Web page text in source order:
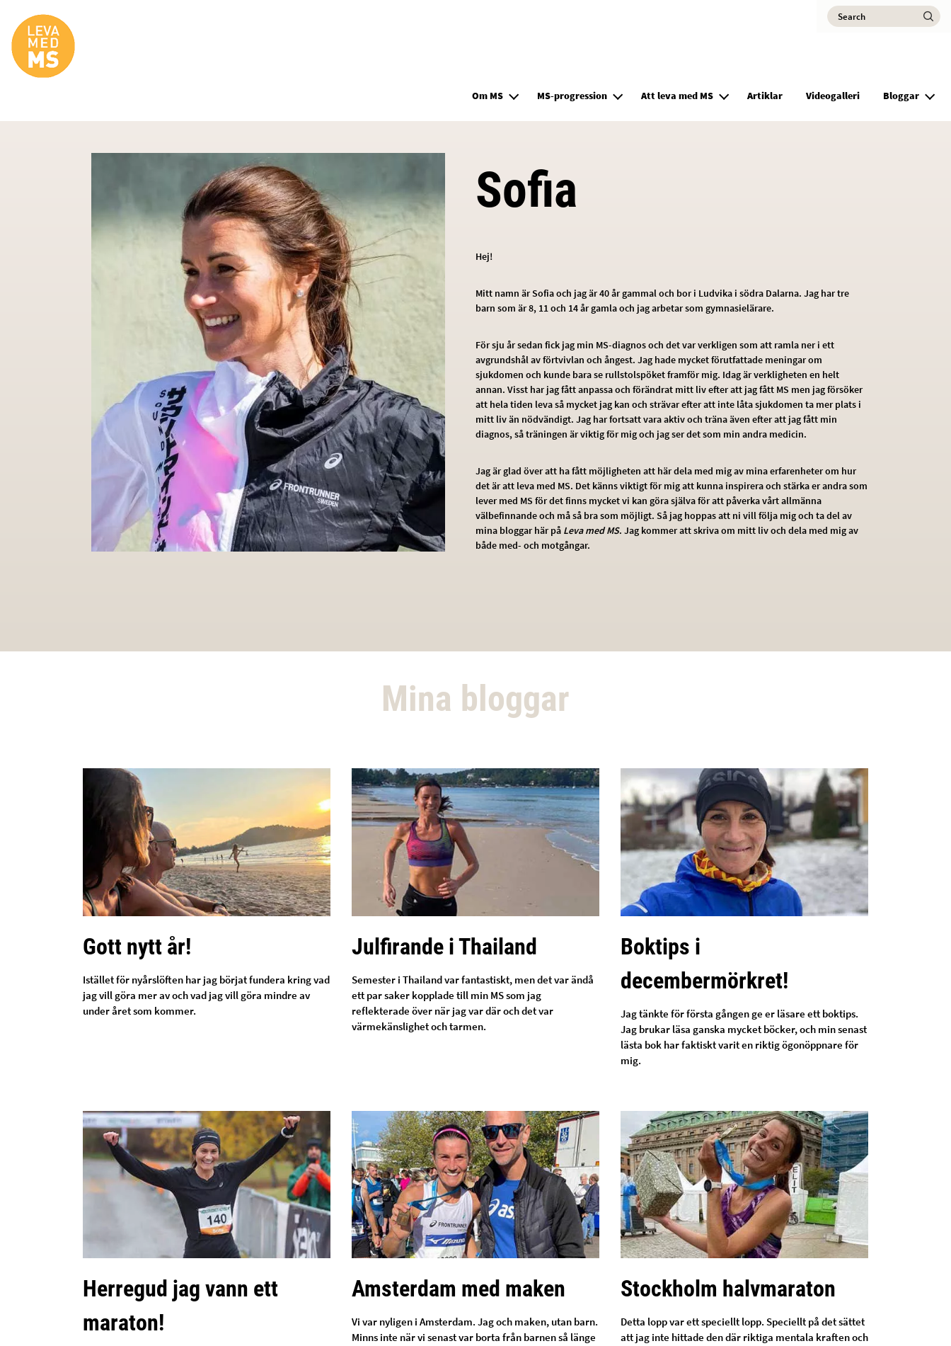
Site Logo
Search
Om MS MS-progression Att leva med MS Artiklar Videogalleri Bloggar
Sofia
Hej!
Mitt namn är Sofia och jag är 40 år gammal och bor i Ludvika i södra Dalarna. Jag har tre
barn som är 8, 11 och 14 år gamla och jag arbetar som gymnasielärare.
För sju år sedan fick jag min MS-diagnos och det var verkligen som att ramla ner i ett
avgrundshål av förtvivlan och ångest. Jag hade mycket förutfattade meningar om
sjukdomen och kunde bara se rullstolspöket framför mig. Idag är verkligheten en helt
annan. Visst har jag fått anpassa och förändrat mitt liv efter att jag fått MS men jag försöker
att hela tiden leva så mycket jag kan och strävar efter att inte låta sjukdomen ta mer plats i
mitt liv än nödvändigt. Jag har fortsatt vara aktiv och träna även efter att jag fått min
diagnos, så träningen är viktig för mig och jag ser det som min andra medicin.
Jag är glad över att ha fått möjligheten att här dela med mig av mina erfarenheter om hur
det är att leva med MS. Det känns viktigt för mig att kunna inspirera och stärka er andra som
lever med MS för det finns mycket vi kan göra själva för att påverka vårt allmänna
välbefinnande och må så bra som möjligt. Så jag hoppas att ni vill följa mig och ta del av
mina bloggar här på Leva med MS. Jag kommer att skriva om mitt liv och dela med mig av
både med- och motgångar.
Mina bloggar
Gott nytt år!
Istället för nyårslöften har jag börjat fundera kring vad
jag vill göra mer av och vad jag vill göra mindre av
under året som kommer.
Julfirande i Thailand
Semester i Thailand var fantastiskt, men det var ändå
ett par saker kopplade till min MS som jag
reflekterade över när jag var där och det var
värmekänslighet och tarmen.
Boktips i
decembermörkret!
Jag tänkte för första gången ge er läsare ett boktips.
Jag brukar läsa ganska mycket böcker, och min senast
lästa bok har faktiskt varit en riktig ögonöppnare för
mig.
Herregud jag vann ett
maraton!
Amsterdam med maken
Vi var nyligen i Amsterdam. Jag och maken, utan barn.
Minns inte när vi senast var borta från barnen så länge
Stockholm halvmaraton
Detta lopp var ett speciellt lopp. Speciellt på det sättet
att jag inte hittade den där riktiga mentala kraften och